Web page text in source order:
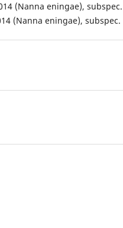
(Nanna eningae),
(Nanna eningae), subspec.